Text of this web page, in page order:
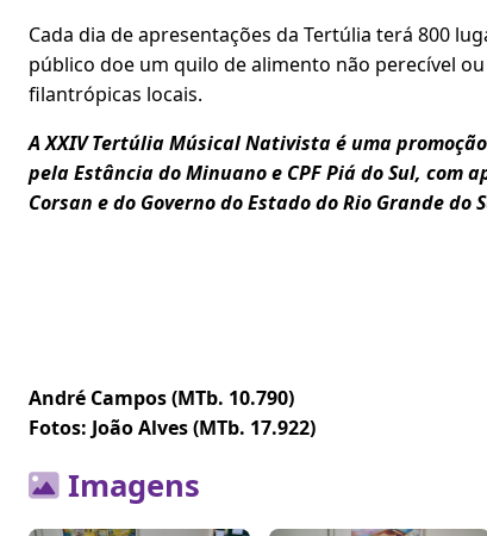
Cada dia de apresentações da Tertúlia terá 800
público doe um quilo de alimento não perecível
filantrópicas locais.
A XXIV Tertúlia Músical Nativista é uma
pela Estância do Minuano e CPF Piá do Sul, com
Corsan e do Governo do Estado do Rio Grande do
André Campos (MTb. 10.790)
Fotos: João Alves (MTb. 17.922)
Imagens